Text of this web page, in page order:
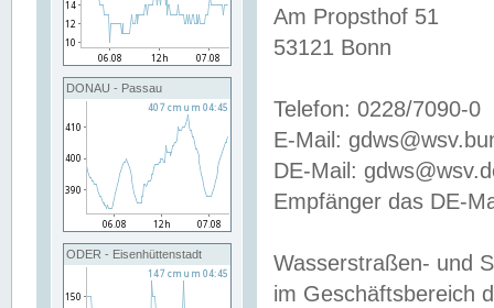
DONAU - Passau
ODER - Eisenhüttenstadt
Am Propsthof 51
53121 Bonn
Telefon: 0228/7090-0
E-Mail:
DE-Mail:
Empfänger das DE-
Wasserstraßen- und
im Geschäftsbereich